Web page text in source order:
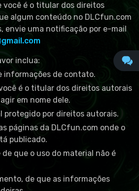
você é o titular dos direitos
algum conteúdo no DLCfun.com
envie uma notificação por e-mail
inclua:
informações de contato.
é o titular dos direitos autorais
em nome dele.
protegido por direitos autorais.
páginas da DLCfun.com onde o
publicado.
que o uso do material não é
de que as informações